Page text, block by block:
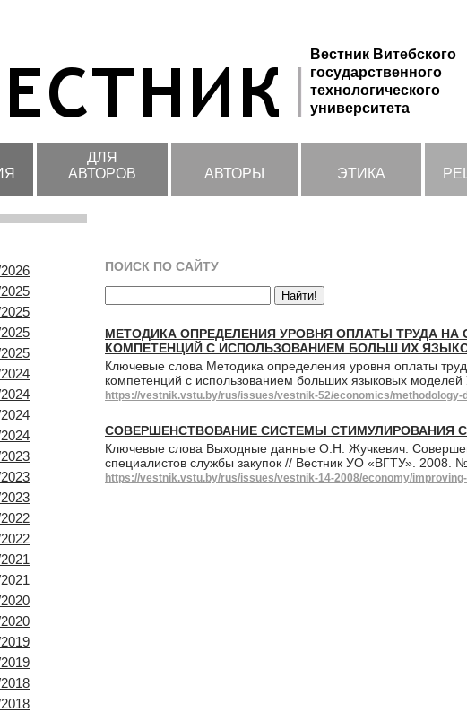
Вестник Витебского
государственного
технологического
университета
ДЛЯ
АВТОРОВ
АВТОРЫ ЭТИКА
ПОИСК ПО САЙТУ
МЕТОДИКА ОПРЕДЕЛЕНИЯ УРОВНЯ ОПЛАТЫ ТРУДА
КОМПЕТЕНЦИЙ С ИСПОЛЬЗОВАНИЕМ БОЛЬШ ИХ
Ключевые слова Методика определения уровня оплаты
компетенций с использованием больших языковых моделей
https://vestnik.vstu.by/rus/issues/vestnik-52/economics/
СОВЕРШЕНСТВОВАНИЕ СИСТЕМЫ СТИМУЛИРОВАНИЯ
Ключевые слова Выходные данные О.Н. Жучкевич.
специалистов службы закупок // Вестник УО «ВГТУ». 2008.
https://vestnik.vstu.by/rus/issues/vestnik-14-2008/economy/